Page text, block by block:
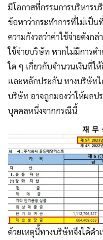
มีโอกาสที่กรรมการบริหาร
ข้อหาว่ากระทำการที่ไม่เป็น
ความกังวลว่าค่าใช้จ่ายดังก
ใช้จ่ายบริษัท หากไม่มีการด
ใด ๆ เกี่ยวกับจำนวนเงินที่
และหลักประกัน ทางบริษัทไ
บริษัท อาจถูกมองว่าให้ผล
บุคคลหนึ่งจากกรณีนี้
ด้วยเหตุนี้ทางบริษัทจึงได้ด